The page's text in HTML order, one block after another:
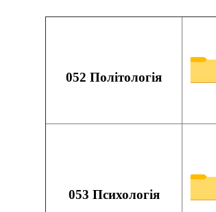
052 Політологія
053 Психологія